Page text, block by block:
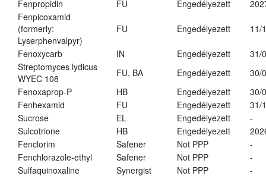
Fenpropidin FU Engedélyezett
Fenpicoxamid
(formerly:
Lyserphenvalpyr)
FU Engedélyezett 11/
Fenoxycarb IN Engedélyezett
31/
Streptomyces lydicus
WYEC 108
FU, BA Engedélyezett
30/
Fenoxaprop-P
HB Engedélyezett
30/
Fenhexamid
FU Engedélyezett
31/
Sucrose
EL Engedélyezett
-
Sulcotrione
HB Engedélyezett
Fenclorim
Safener Not PPP
-
Fenchlorazole-ethyl
Safener Not PPP
-
Sulfaquinoxaline
Synergist Not PPP
-